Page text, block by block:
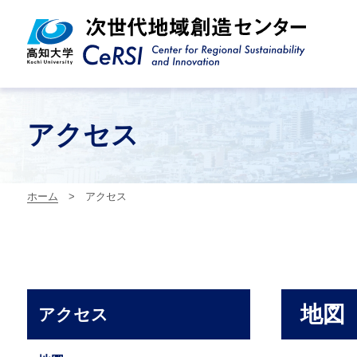
アクセス
ホーム > アクセス
アクセス 地図